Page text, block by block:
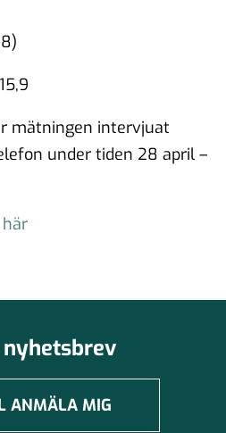
mätningen intervjuat
under tiden 28 april –
ANMÄLA MIG